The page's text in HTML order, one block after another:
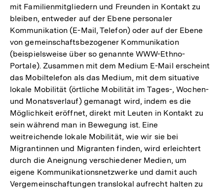
mit Familienmitgliedern und Freunden in Kontakt zu
bleiben, entweder auf der Ebene personaler
Kommunikation (E-Mail, Telefon) oder auf der Ebene
von gemeinschaftsbezogener Kommunikation
(beispielsweise über so genannte WWW-Ethno-
Portale). Zusammen mit dem Medium E-Mail erscheint
das Mobiltelefon als das Medium, mit dem situative
lokale Mobilität (örtliche Mobilität im Tages-, Wochen-
und Monatsverlauf) gemanagt wird, indem es die
Möglichkeit eröffnet, direkt mit Leuten in Kontakt zu
sein während man in Bewegung ist. Eine
weitreichende lokale Mobilität, wie wir sie bei
Migrantinnen und Migranten finden, wird erleichtert
durch die Aneignung verschiedener Medien, um
eigene Kommunikationsnetzwerke und damit auch
Vergemeinschaftungen translokal aufrecht halten zu